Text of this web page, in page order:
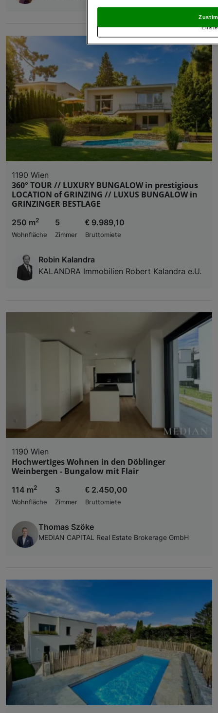
1190 Wien
360° TOUR // LUXURY BUNGALOW in prestigious
LOCATION of GRINZING // LUXUS BUNGALOW in
GRINZINGER BESTLAGE
250 m2
Wohnfläche
5
Zimmer
€ 9.989,10
Bruttomiete
Robin Kalandra
KALANDRA Immobilien Robert Kalandra e.U.
1190 Wien
Hochwertiges Wohnen in den Döblinger
Weinbergen - Bungalow mit Flair
114 m2
Wohnfläche
3
Zimmer
€ 2.450,00
Bruttomiete
Thomas Szöke
MEDIAN CAPITAL Real Estate Brokerage GmbH
und Widerspruch gegen die Verarbeitung auf der
„Cookie Einstellungen“, die sich auf jeder Seite
Wir und unsere Partner
Verwendung genauer Standortdaten.
Zugriff auf Informationen auf einem Endgerät.
und der Performance von Inhalten,
Liste der Partner (Lieferanten)